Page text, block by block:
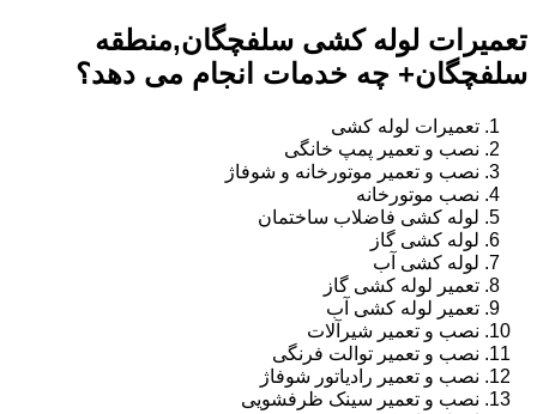
تعمیرات لوله کشی سلفچگان,منطقه
سلفچگان+ چه خدمات انجام می دهد؟
تعمیرات لوله کشی
نصب و تعمیر پمپ خانگی
نصب و تعمیر موتورخانه و شوفاژ
نصب موتورخانه
لوله کشی فاضلاب ساختمان
لوله کشی گاز
لوله کشی آب
تعمیر لوله کشی گاز
تعمیر لوله کشی آب
نصب و تعمیر شیرآلات
نصب و تعمیر توالت فرنگی
نصب و تعمیر رادیاتور شوفاژ
نصب و تعمیر سینک ظرفشویی